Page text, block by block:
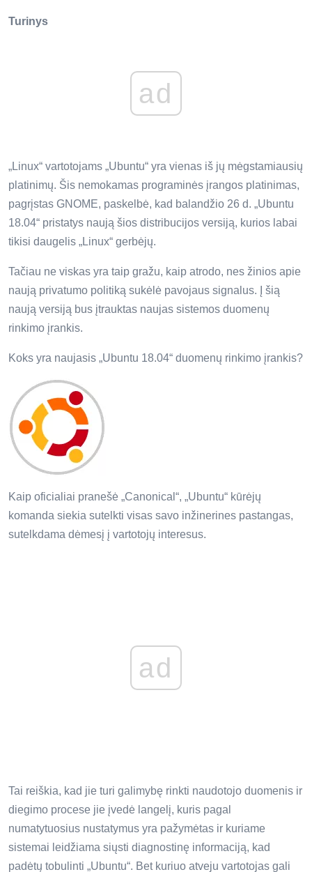
Turinys
ad
„Linux“ vartotojams „Ubuntu“ yra vienas iš jų mėgstamiausių
platinimų. Šis nemokamas programinės įrangos platinimas,
pagrįstas GNOME, paskelbė, kad balandžio 26 d. „Ubuntu
18.04“ pristatys naują šios distribucijos versiją, kurios labai
tikisi daugelis „Linux“ gerbėjų.
Tačiau ne viskas yra taip gražu, kaip atrodo, nes žinios apie
naują privatumo politiką sukėlė pavojaus signalus. Į šią
naują versiją bus įtrauktas naujas sistemos duomenų
rinkimo įrankis.
Koks yra naujasis „Ubuntu 18.04“ duomenų rinkimo įrankis?
Kaip oficialiai pranešė „Canonical“, „Ubuntu“ kūrėjų
komanda siekia sutelkti visas savo inžinerines pastangas,
sutelkdama dėmesį į vartotojų interesus.
ad
Tai reiškia, kad jie turi galimybę rinkti naudotojo duomenis ir
diegimo procese jie įvedė langelį, kuris pagal
numatytuosius nustatymus yra pažymėtas ir kuriame
sistemai leidžiama siųsti diagnostinę informaciją, kad
padėtų tobulinti „Ubuntu“. Bet kuriuo atveju vartotojas gali